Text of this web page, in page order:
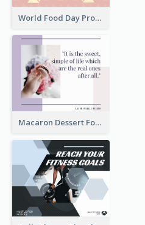
World Food Day Promote Facebook Post
Macaron Dessert Food Facebook Post